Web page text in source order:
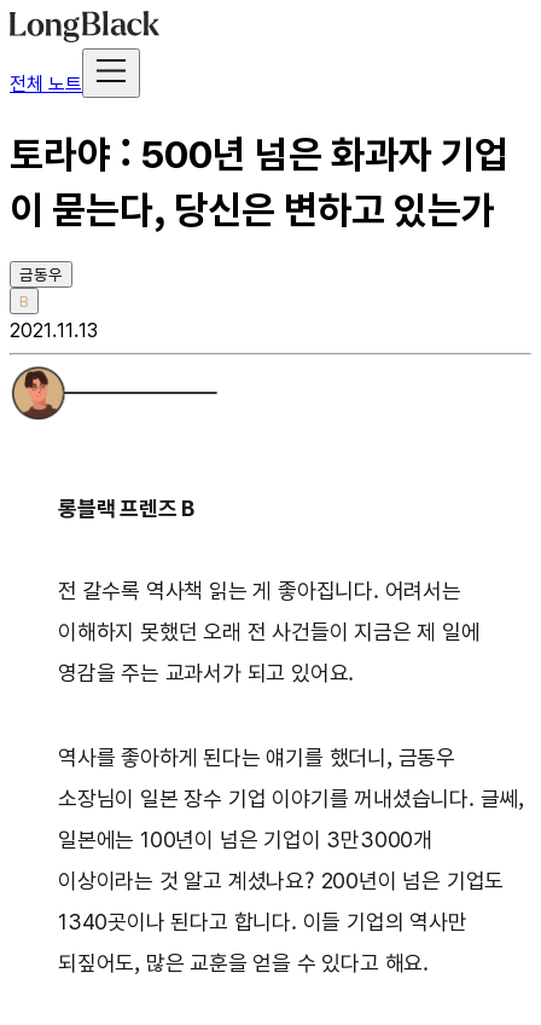
전체 노트
토라야 : 500년 넘은 화과자 기업
이 묻는다, 당신은 변하고 있는가
금동우
B
2021.11.13
롱블랙 프렌즈 B
전 갈수록 역사책 읽는 게 좋아집니다. 어려서는
이해하지 못했던 오래 전 사건들이 지금은 제 일에
영감을 주는 교과서가 되고 있어요.
역사를 좋아하게 된다는 얘기를 했더니, 금동우
소장님이 일본 장수 기업 이야기를 꺼내셨습니다. 글쎄,
일본에는 100년이 넘은 기업이 3만3000개
이상이라는 것 알고 계셨나요? 200년이 넘은 기업도
1340곳이나 된다고 합니다. 이들 기업의 역사만
되짚어도, 많은 교훈을 얻을 수 있다고 해요.